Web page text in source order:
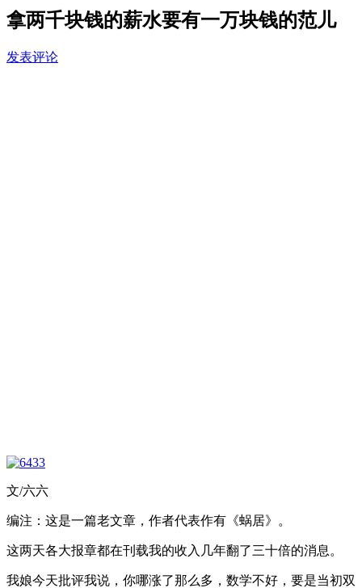
拿两千块钱的薪水要有一万块钱的范儿
发表评论
文/六六
编注：这是一篇老文章，作者代表作有《蜗居》。
这两天各大报章都在刊载我的收入几年翻了三十倍的消息。
我娘今天批评我说，你哪涨了那么多，数学不好，要是当初双